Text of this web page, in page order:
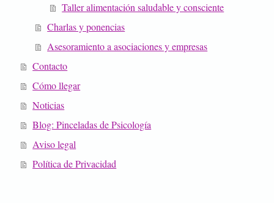
Taller alimentación saludable y consciente
Charlas y ponencias
Asesoramiento a asociaciones y empresas
Contacto
Cómo llegar
Noticias
Blog: Pinceladas de Psicología
Aviso legal
Política de Privacidad